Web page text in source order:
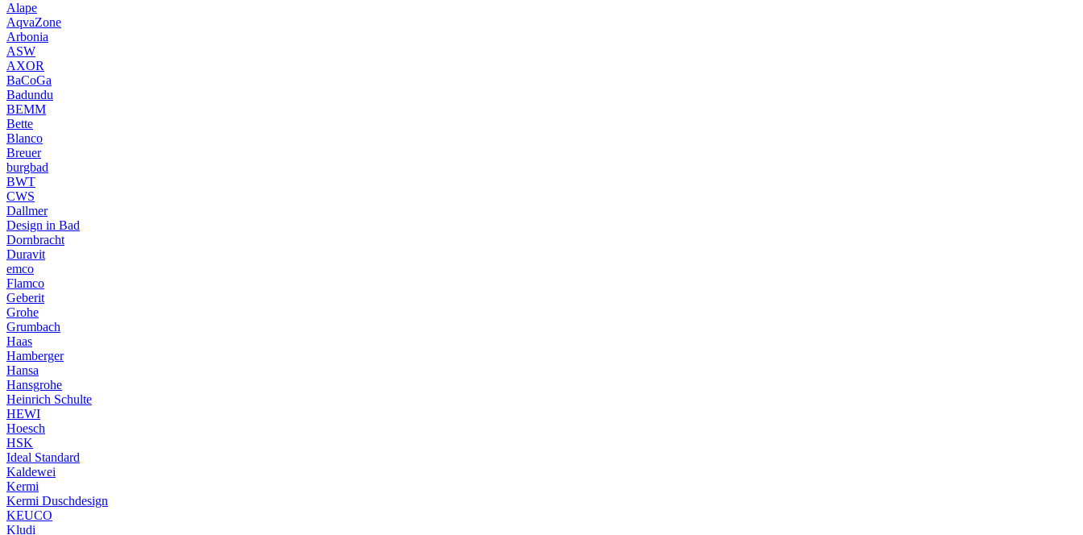
Alape
AqvaZone
Arbonia
ASW
AXOR
BaCoGa
Badundu
BEMM
Bette
Blanco
Breuer
burgbad
BWT
CWS
Dallmer
Design in Bad
Dornbracht
Duravit
emco
Flamco
Geberit
Grohe
Grumbach
Haas
Hamberger
Hansa
Hansgrohe
Heinrich Schulte
HEWI
Hoesch
HSK
Ideal Standard
Kaldewei
Kermi
Kermi Duschdesign
KEUCO
Kludi